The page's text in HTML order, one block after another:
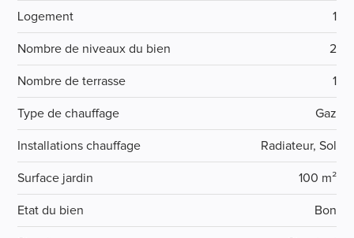
Logement 1
Nombre de niveaux du bien 2
Nombre de terrasse 1
Type de chauffage Gaz
Installations chauffage Radiateur, Sol
Surface jardin 100 m²
Etat du bien Bon